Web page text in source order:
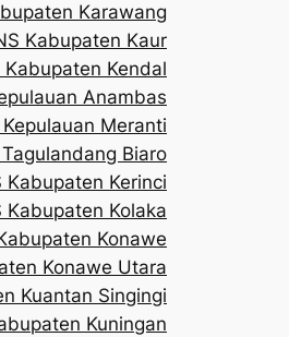
Karawang
Kabupaten Kaur
Kabupaten Kendal
Anambas
Meranti
Biaro
Kabupaten Kerinci
Kabupaten Kolaka
Konawe
Konawe Utara
Kuantan Singingi
Kuningan